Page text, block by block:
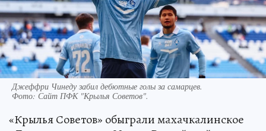
Джеффри Чинеду забил дебютные голы за самарцев.
Фото: Сайт ПФК "Крылья Советов".
«Крылья Советов» обыграли махачкалинское